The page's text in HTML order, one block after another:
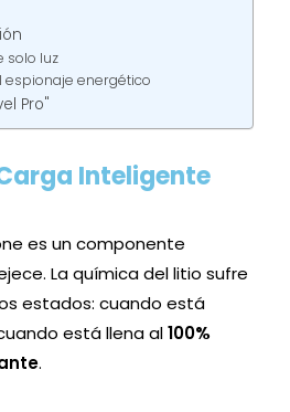
solo luz
espionaje energético
Pro"
Inteligente
es un componente
La química del litio sufre
estados: cuando está
está llena al100%
.